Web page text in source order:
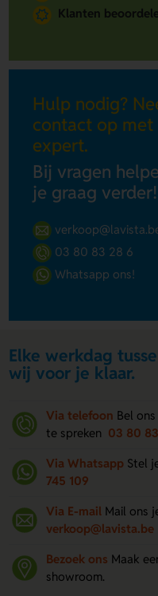
Klanten
Hulp nodig?
contact op met
expert.
Bij vragen
je graag verder!
03 80 83 28 6
Whatsapp ons!
Elke werkdag
wij voor je klaar.
Via telefoon Bel
te spreken 03 80
Via Whatsapp Stel
745 109
Via E-mail Mail ons
verkoop@lavista.be
Bezoek ons Maak
showroom.